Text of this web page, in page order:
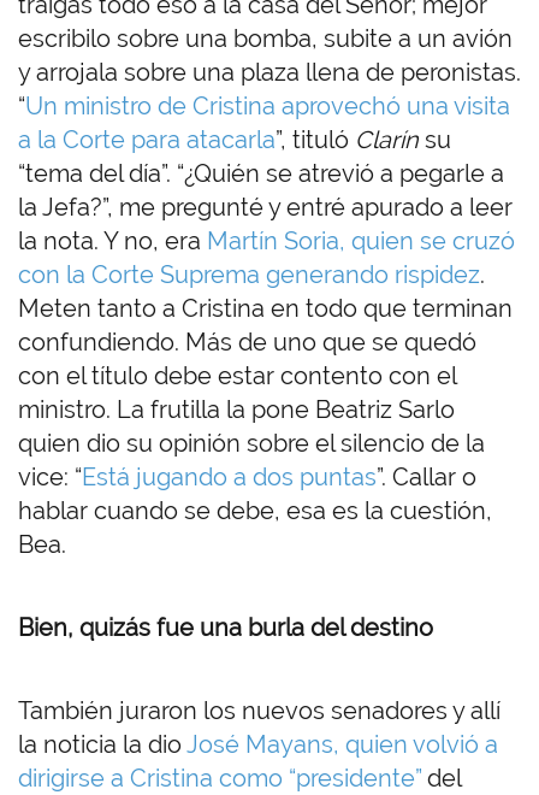
escribilo sobre una bomba, subite a un avión
y arrojala sobre una plaza llena de peronistas.
“Un ministro de Cristina aprovechó una visita
a la Corte para atacarla”, tituló Clarín su
“tema del día”. “¿Quién se atrevió a pegarle a
la Jefa?”, me pregunté y entré apurado a leer
la nota. Y no, era Martín Soria, quien se cruzó
con la Corte Suprema generando rispidez.
Meten tanto a Cristina en todo que terminan
confundiendo. Más de uno que se quedó
con el título debe estar contento con el
ministro. La frutilla la pone Beatriz Sarlo
quien dio su opinión sobre el silencio de la
vice: “Está jugando a dos puntas”. Callar o
hablar cuando se debe, esa es la cuestión,
Bea.
Bien, quizás fue una burla del destino
También juraron los nuevos senadores y allí
la noticia la dioJosé Mayans, quien volvió a
dirigirse a Cristina como “presidente” del